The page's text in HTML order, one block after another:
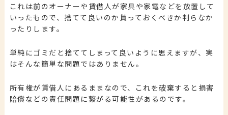
これは前のオーナーや賃借人が家具や家電などを放置して
いったもので、捨てて良いのか貰っておくべきか判らなか
ったりします。
単純にゴミだと捨ててしまって良いように思えますが、実
はそんな簡単な問題ではありません。
所有権が賃借人にあるままなので、これを破棄すると損害
賠償などの責任問題に繋がる可能性があるのです。